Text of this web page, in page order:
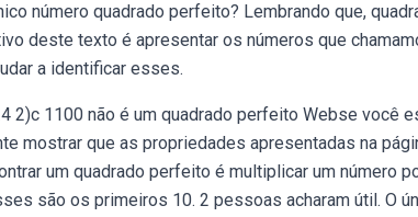
número quadrado perfeito? Lembrando que,
deste texto é apresentar os números que
a identificar esses.
2)c 1100 não é um quadrado perfeito Webse você
mostrar que as propriedades apresentadas na
um quadrado perfeito é multiplicar um número
são os primeiros 10. 2 pessoas acharam útil. O